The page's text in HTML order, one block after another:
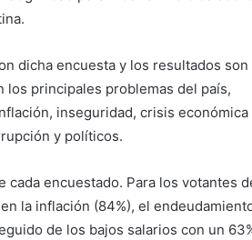
dicha encuesta y los resultados son
los principales problemas del país,
inseguridad, crisis económica
y políticos.
encuestado. Para los votantes
la inflación (84%), el
de los bajos salarios con un